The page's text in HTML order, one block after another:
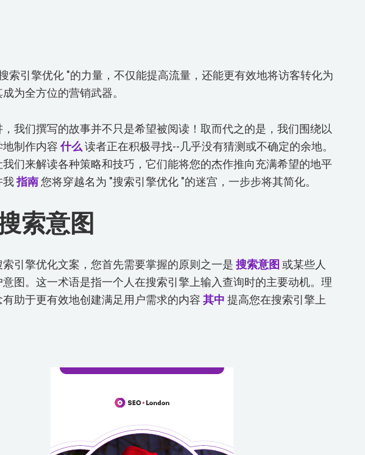
索引擎优化 "的力量，不仅能提高流量，还能更有效地将访客转化为
为全方位的营销武器。
，我们撰写的故事并不只是希望被阅读！取而代之的是，我们围绕以
地制作内容什么 读者正在积极寻找--几乎没有猜测或不确定的余地。
们来解读各种策略和技巧，它们能将您的杰作推向充满希望的地平
我指南您将穿越名为 "搜索引擎优化 "的迷宫，一步步将其简化。
索意图
引擎优化文案，您首先需要掌握的原则之一是 搜索意图 或某些人
意图。这一术语是指一个人在搜索引擎上输入查询时的主要动机。理
助于更有效地创建满足用户需求的内容 其中 提高您在搜索引擎上